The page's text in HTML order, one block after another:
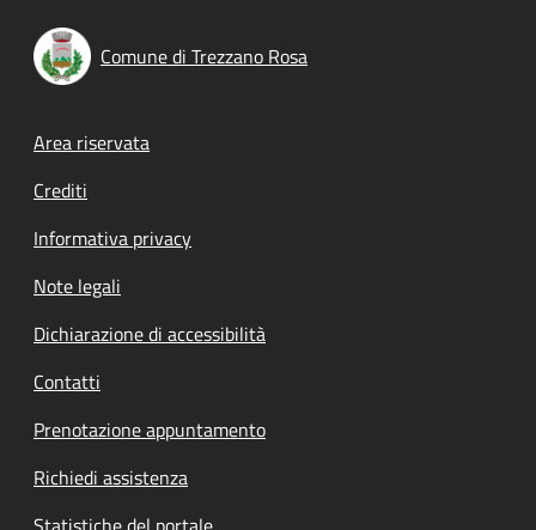
Comune di Trezzano Rosa
Footer menu
Area riservata
Crediti
Informativa privacy
Note legali
Dichiarazione di accessibilità
Contatti
Prenotazione appuntamento
Richiedi assistenza